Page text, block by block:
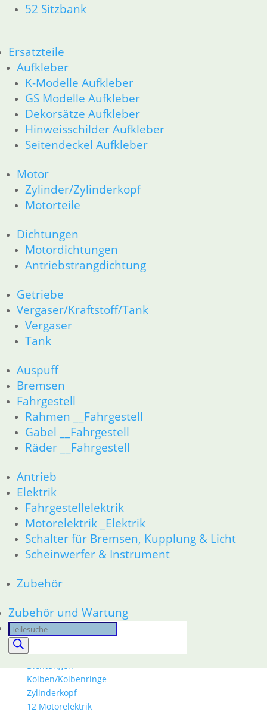
52 Sitzbank
Ersatzteile
Aufkleber
K-Modelle Aufkleber
GS Modelle Aufkleber
Dekorsätze Aufkleber
Hinweisschilder Aufkleber
Seitendeckel Aufkleber
Motor
Zylinder/Zylinderkopf
Motorteile
Dichtungen
Motordichtungen
Antriebstrangdichtung
Getriebe
Vergaser/Kraftstoff/Tank
Vergaser
Tank
Auspuff
Bremsen
Fahrgestell
Rahmen __Fahrgestell
Gabel __Fahrgestell
Räder __Fahrgestell
Antrieb
Elektrik
Fahrgestellelektrik
Motorelektrik _Elektrik
Schalter für Bremsen, Kupplung & Licht
Scheinwerfer & Instrument
Zubehör
Zubehör und Wartung
Products
search
63 Scheinwerfer
Dichtungen
Zylinderkopf
Kolben/Kolbenringe
12 Motorelektrik
13 Vergaser
16 Tank
18 Auspuff
21 Kupplung
31 Telegabel
26 Kardanwelle
32 Lenkung
33 Antrieb
36 Räder
34 Bremsen
46 Rahmen & Verkleidung
51 Spiegel & Schlösser __PDR80Basic
61 Fahrzeugelektrik
62 Instrumente
63 Scheinwerfer
R80G/S R65G/S bis R80ST
Dichtungen
Zylinderkopf
Kolben/Kolbenringe
12 Motorelektrik
16 Tank
18 Auspuff
13 Vergaser
23 Getriebe
26 Kardanwelle
31 Telegabel
32 Lenkung
33 Antrieb
34 Bremsen
36 Räder
51 Spiegel & Schlösser
62 Instrumente
52 Sitzbank
R80GS bis R100GS PD 1990
11 Motor
Dichtungen
Kolben/Kolbenringe
Zylinderkopf
12 Motorelektrik